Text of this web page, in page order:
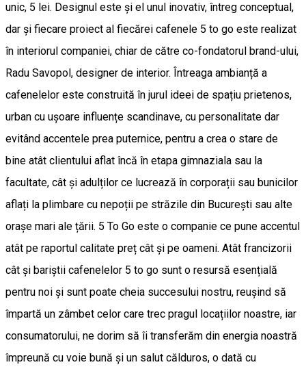
unic, 5 lei. Designul este și el unul inovativ, întreg conceptual,
dar și fiecare proiect al fiecărei cafenele 5 to go este realizat
în interiorul companiei, chiar de către co-fondatorul brand-ului,
Radu Savopol, designer de interior. Întreaga ambianță a
cafenelelor este construită în jurul ideei de spațiu prietenos,
urban cu ușoare influențe scandinave, cu personalitate dar
evitând accentele prea puternice, pentru a crea o stare de
bine atât clientului aflat încă în etapa gimnaziala sau la
facultate, cât și adulților ce lucrează în corporații sau bunicilor
aflați la plimbare cu nepoții pe străzile din București sau alte
orașe mari ale țării. 5 To Go este o companie ce pune accentul
atât pe raportul calitate preț cât și pe oameni. Atât francizorii
cât și bariștii cafenelelor 5 to go sunt o resursă esențială
pentru noi și sunt poate cheia succesului nostru, reușind să
împartă un zâmbet celor care trec pragul locațiilor noastre, iar
consumatorului, ne dorim să îi transferăm din energia noastră
împreună cu voie bună și un salut călduros, o dată cu